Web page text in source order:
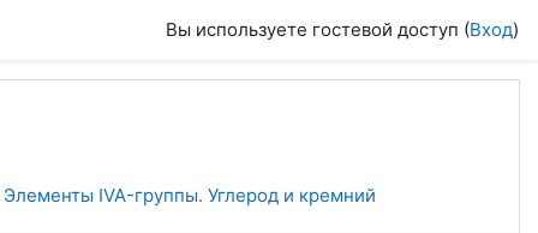
Вы используете гостевой доступ (Вход)
Элементы IVA-группы. Углерод и кремний